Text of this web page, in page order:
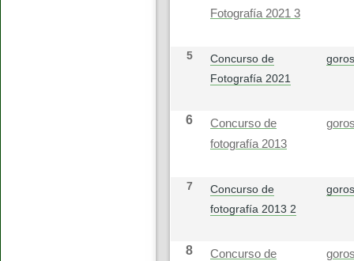
Fotografía 2021 3
5
Concurso de
Fotografía 2021
6
Concurso de
fotografía 2013
7
Concurso de
fotografía 2013 2
8
Concurso de